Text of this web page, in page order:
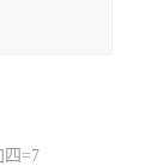
四=7